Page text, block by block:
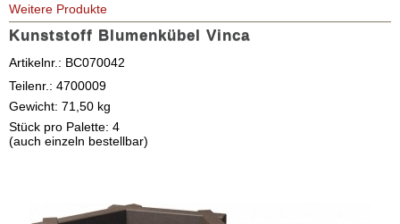
Weitere Produkte
Kunststoff Blumenkübel Vinca
Artikelnr.: BC070042
Teilenr.: 4700009
Gewicht: 71,50 kg
Stück pro Palette: 4
(auch einzeln bestellbar)